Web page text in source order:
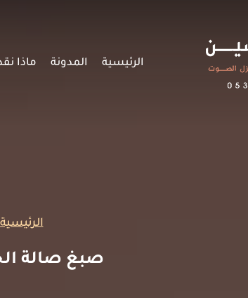
الرئيسية
المدونة ماذا
الرئيسية
صبغ صالة